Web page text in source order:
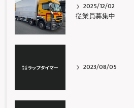
2025/12/02
従業員募集中
2023/08/05